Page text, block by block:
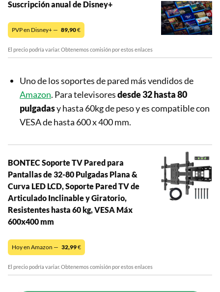
Suscripción anual de Disney+
PVP en Disney+ — 89,90€
El precio podría variar. Obtenemos comisión por estos enlaces
Uno de los soportes de pared más vendidos de
Amazon. Para televisoresdesde 32 hasta 80
pulgadasy hasta 60kg de peso y es compatible con
VESA de hasta 600 x 400 mm.
BONTEC Soporte TV Pared para
Pantallas de 32-80 Pulgadas Plana &
Curva LED LCD, Soporte Pared TV de
Articulado Inclinable y Giratorio,
Resistentes hasta 60 kg, VESA Máx
600x400 mm
Hoy en Amazon — 32,99€
El precio podría variar. Obtenemos comisión por estos enlaces